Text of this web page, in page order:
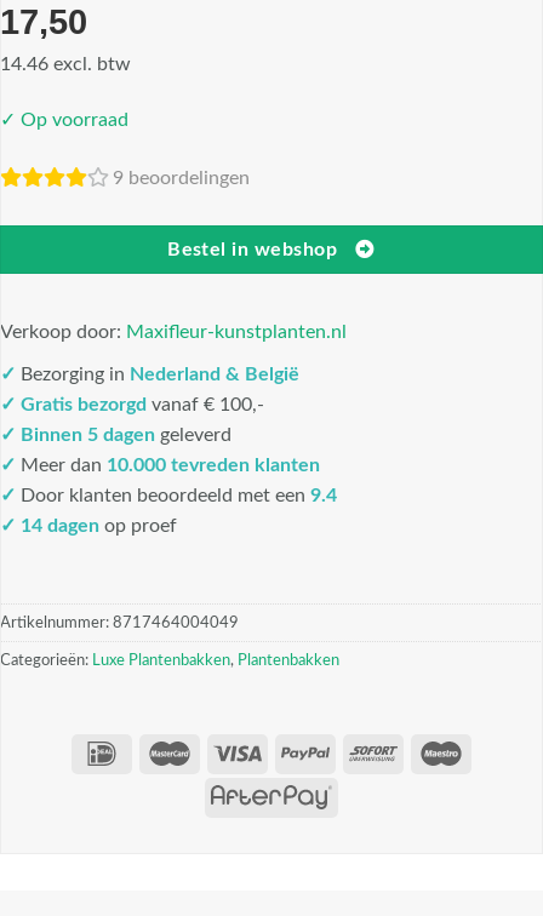
17,50
14.46 excl. btw
✓ Op voorraad
9 beoordelingen
Bestel in webshop
Verkoop door: Maxifleur-kunstplanten.nl
✓ Bezorging in Nederland & België
✓ Gratis bezorgd vanaf € 100,-
✓ Binnen 5 dagen geleverd
✓ Meer dan 10.000 tevreden klanten
✓ Door klanten beoordeeld met een 9.4
✓ 14 dagen op proef
Artikelnummer: 8717464004049
Categorieën: Luxe Plantenbakken, Plantenbakken